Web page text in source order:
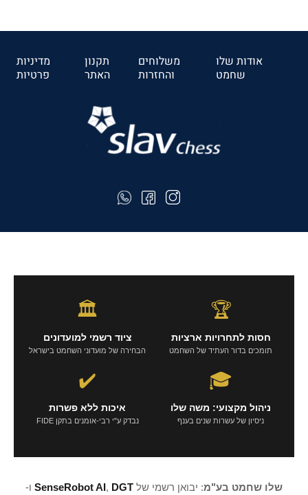
אודות שלו
שחמט
משלוחים
והחזרות
תקנון
האתר
מדיניות
פרטיות
🏆
חסות לתחרויות ארציות
תומכים בדור העתיד של השחמט
🏛️
ציוד רשמי למועדונים
הבחירה של מועדוני השחמט בישראל
🎓
ניהול מקצועי: משה שלו
ניסיון של עשרות שנים בענף
✔️
איכות ללא פשרות
נבדק ע"י רבי-אומנים בתקן FIDE
שלו שחמט בע"מ: יבואן רשמי של SenseRobot AI, DGT ו-